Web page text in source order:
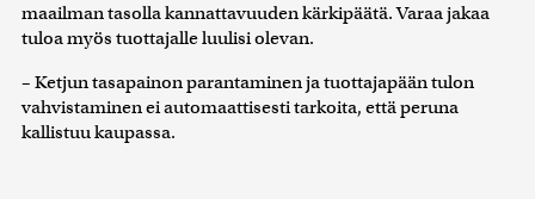
maailman tasolla kannattavuuden kärkipäätä. Varaa jakaa
tuloa myös tuottajalle luulisi olevan.
– Ketjun tasapainon parantaminen ja tuottajapään tulon
vahvistaminen ei automaattisesti tarkoita, että peruna
kallistuu kaupassa.